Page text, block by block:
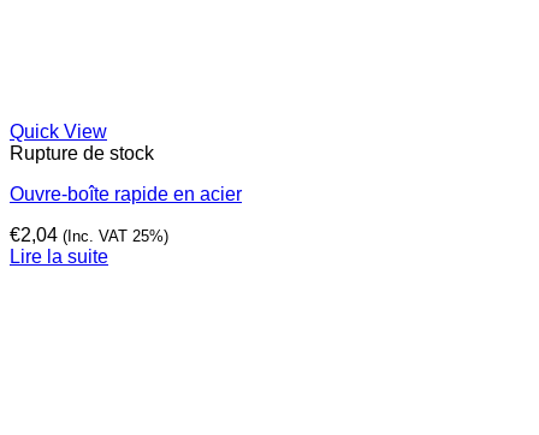
Quick View
Rupture de stock
Ouvre-boîte rapide en acier
€2,04 (Inc. VAT 25%)
Lire la suite